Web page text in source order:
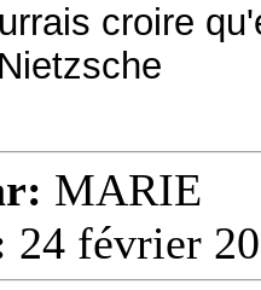
croire
MARIE
24 février